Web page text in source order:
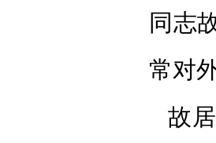
同志
常对
故